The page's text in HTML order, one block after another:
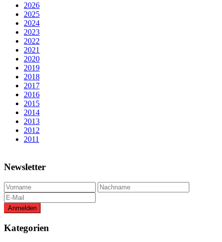
2026
2025
2024
2023
2022
2021
2020
2019
2018
2017
2016
2015
2014
2013
2012
2011
Newsletter
Kategorien